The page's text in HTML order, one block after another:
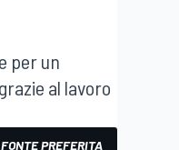
per un
al lavoro
PREFERITA